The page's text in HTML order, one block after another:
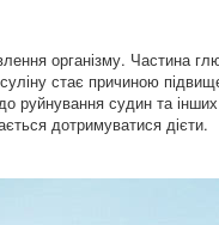
організму. Частина
стає причиною
судин та інших
дотримуватися дієти.